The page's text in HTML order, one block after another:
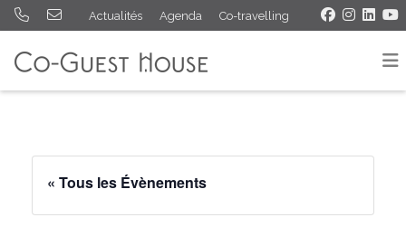
Actualités Agenda Co-travelling
« Tous les Évènements